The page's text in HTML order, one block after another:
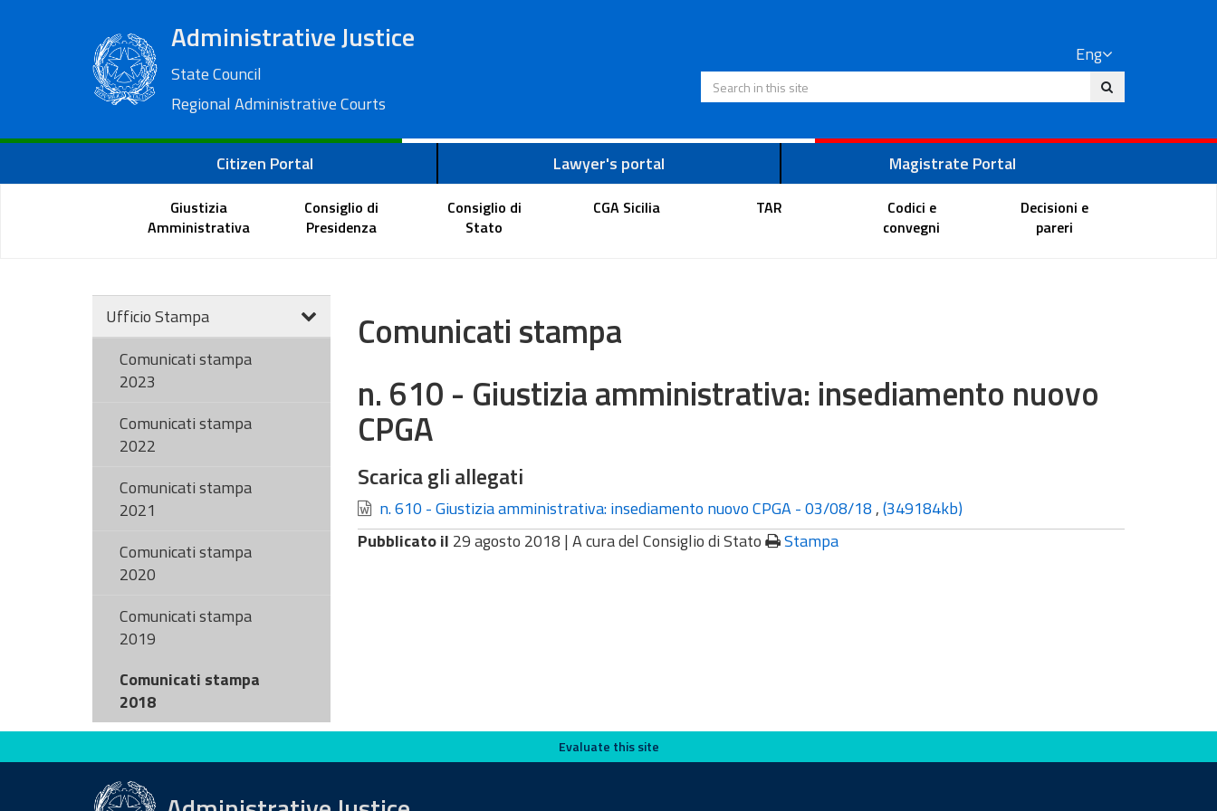
Administrative Justice
State Council
Regional Administrative Courts
Eng
Search in this site
Citizen Portal Lawyer's portal Magistrate Portal
Giustizia
Amministrativa
Consiglio di
Presidenza
Consiglio di
Stato
CGA Sicilia TAR
Codici e
convegni
Decisioni e
pareri
Ufficio Stampa
Comunicati stampa
2023
Comunicati stampa
2022
Comunicati stampa
2021
Comunicati stampa
2020
Comunicati stampa
2019
Comunicati stampa
2018
Comunicati stampa
n. 610 - Giustizia amministrativa: insediamento nuovo
CPGA
Scarica gli allegati
n. 610 - Giustizia amministrativa: insediamento nuovo CPGA - 03/08/18 ,(349184kb)
Pubblicato il 29 agosto 2018 | A cura del Consiglio di Stato Stampa
Evaluate this site Evaluate this site